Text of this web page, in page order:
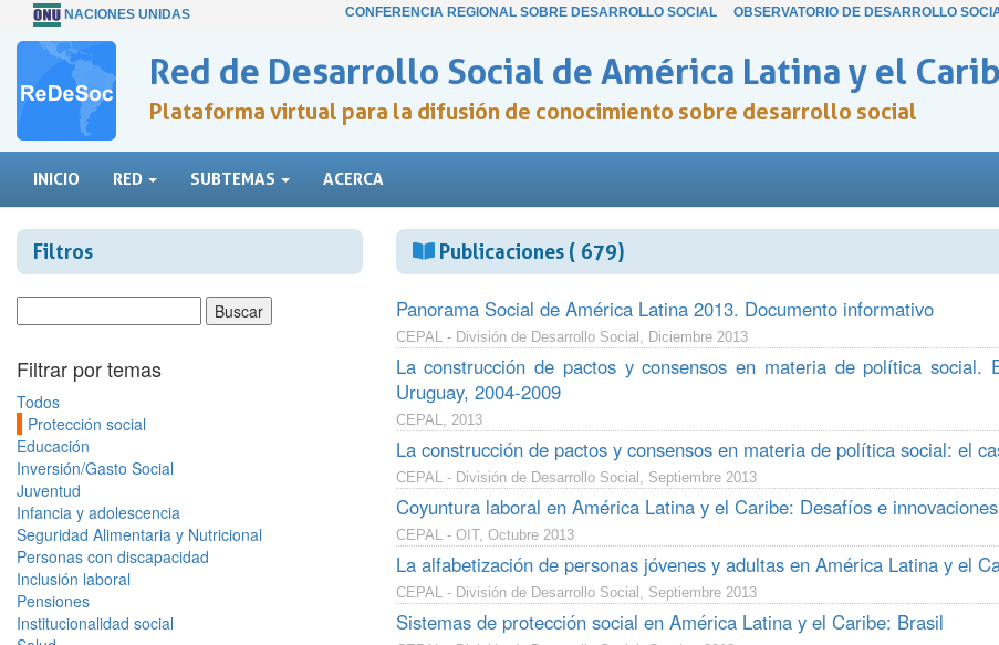
NACIONES UNIDAS CONFERENCIA REGIONAL SOBRE DESARROLLO SOCIAL OBSERVATORIO DE DESARROLLO
Red de Desarrollo Social de América Latina y el
Plataforma virtual para la difusión de conocimiento sobre desarrollo social
INICIO RED SUBTEMAS ACERCA
Filtros
Filtrar por temas
Todos
Protección social
Educación
Inversión/Gasto Social
Juventud
Infancia y adolescencia
Seguridad Alimentaria y Nutricional
Personas con discapacidad
Inclusión laboral
Pensiones
Institucionalidad social
Publicaciones ( 679)
Panorama Social de América Latina 2013. Documento informativo
CEPAL - División de Desarrollo Social, Diciembre 2013
La construcción de pactos y consensos en materia de política
Uruguay, 2004-2009
CEPAL, 2013
La construcción de pactos y consensos en materia de política social: el
CEPAL - División de Desarrollo Social, Septiembre 2013
Coyuntura laboral en América Latina y el Caribe: Desafíos e
CEPAL - OIT, Octubre 2013
La alfabetización de personas jóvenes y adultas en América Latina y el
CEPAL - División de Desarrollo Social, Septiembre 2013
Sistemas de protección social en América Latina y el Caribe: Brasil